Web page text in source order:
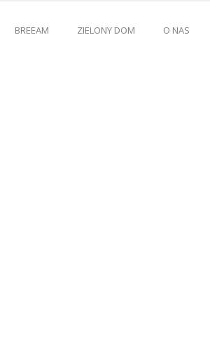
BREEAM ZIELONY DOM O NAS